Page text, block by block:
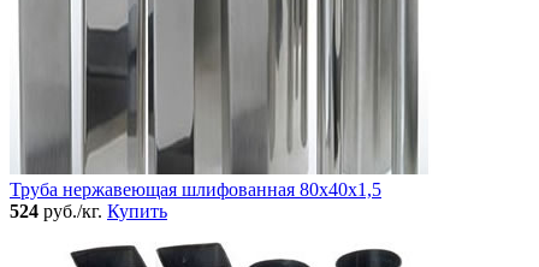
Труба нержавеющая шлифованная 80х40х1,5
524 руб./кг. Купить